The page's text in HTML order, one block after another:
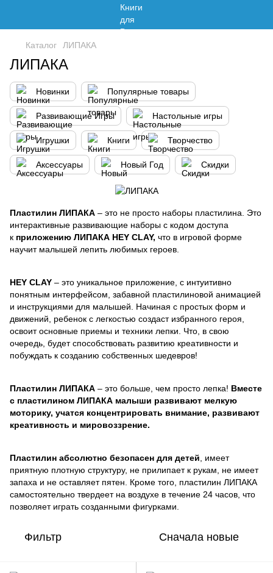
Каталог ЛИПАКА
ЛИПАКА
Новинки Популярные товары
Развивающие Игры Настольные игры
Игрушки Книги Творчество
Аксессуары Новый Год Скидки
Пластилин ЛИПАКА – это не просто наборы пластилина. Это
интерактивные развивающие наборы с кодом доступа
к приложению ЛИПАКА HEY CLAY, что в игровой форме
научит малышей лепить любимых героев.
HEY CLAY – это уникальное приложение, с интуитивно
понятным интерфейсом, забавной пластилиновой анимацией
и инструкциями для малышей. Начиная с простых форм и
движений, ребенок с легкостью создаст избранного героя,
освоит основные приемы и техники лепки. Что, в свою
очередь, будет способствовать развитию креативности и
побуждать к созданию собственных шедевров!
Пластилин ЛИПАКА – это больше, чем просто лепка! Вместе
с пластилином ЛИПАКА малыши развивают мелкую
моторику, учатся концентрировать внимание, развивают
креативность и мировоззрение.
Пластилин абсолютно безопасен для детей, имеет
приятную плотную структуру, не прилипает к рукам, не имеет
запаха и не оставляет пятен. Кроме того, пластилин ЛИПАКА
самостоятельно твердеет на воздухе в течение 24 часов, что
позволяет играть созданными фигурками.
Фильтр Сначала новые